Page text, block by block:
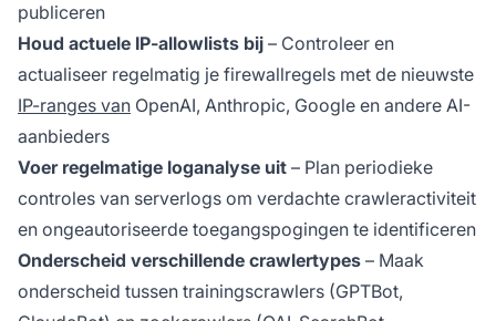
publiceren
Houd actuele IP-allowlists bij – Controleer en
actualiseer regelmatig je firewallregels met de nieuwste
IP-ranges van OpenAI, Anthropic, Google en andere AI-
aanbieders
Voer regelmatige loganalyse uit – Plan periodieke
controles van serverlogs om verdachte crawleractiviteit
en ongeautoriseerde toegangspogingen te identificeren
Onderscheid verschillende crawlertypes – Maak
onderscheid tussen trainingscrawlers (GPTBot,